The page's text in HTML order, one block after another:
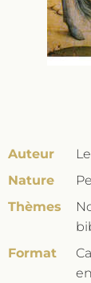
Auteur
Nature
Thèmes
Format